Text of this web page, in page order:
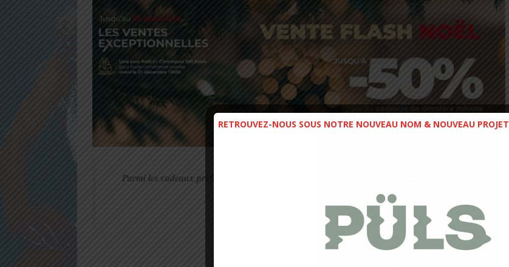
Parmi les cadeaux préférés des amoureux de montagne, on retrouve ces 3 best-sellers de la
RETROUVEZ-NOUS SOUS NOTRE NOUVEAU NOM & NOUVEAU PROJET